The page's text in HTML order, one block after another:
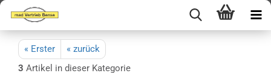
« Erster
« zurück
3 Artikel in dieser Kategorie